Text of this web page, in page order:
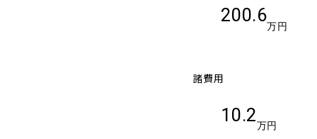
200.6
万円
諸費用
10.2
万円